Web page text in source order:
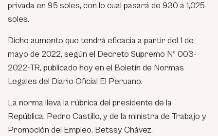
privada en 95 soles, con lo cual pasará de 930 a 1,025
soles.
Dicho aumento que tendrá eficacia a partir del 1 de
mayo de 2022, según el Decreto Supremo Nº 003-
2022-TR, publicado hoy en el Boletín de Normas
Legales del Diario Oficial El Peruano.
La norma lleva la rúbrica del presidente de la
República, Pedro Castillo, y de la ministra de Trabajo y
Promoción del Empleo, Betssy Chávez.